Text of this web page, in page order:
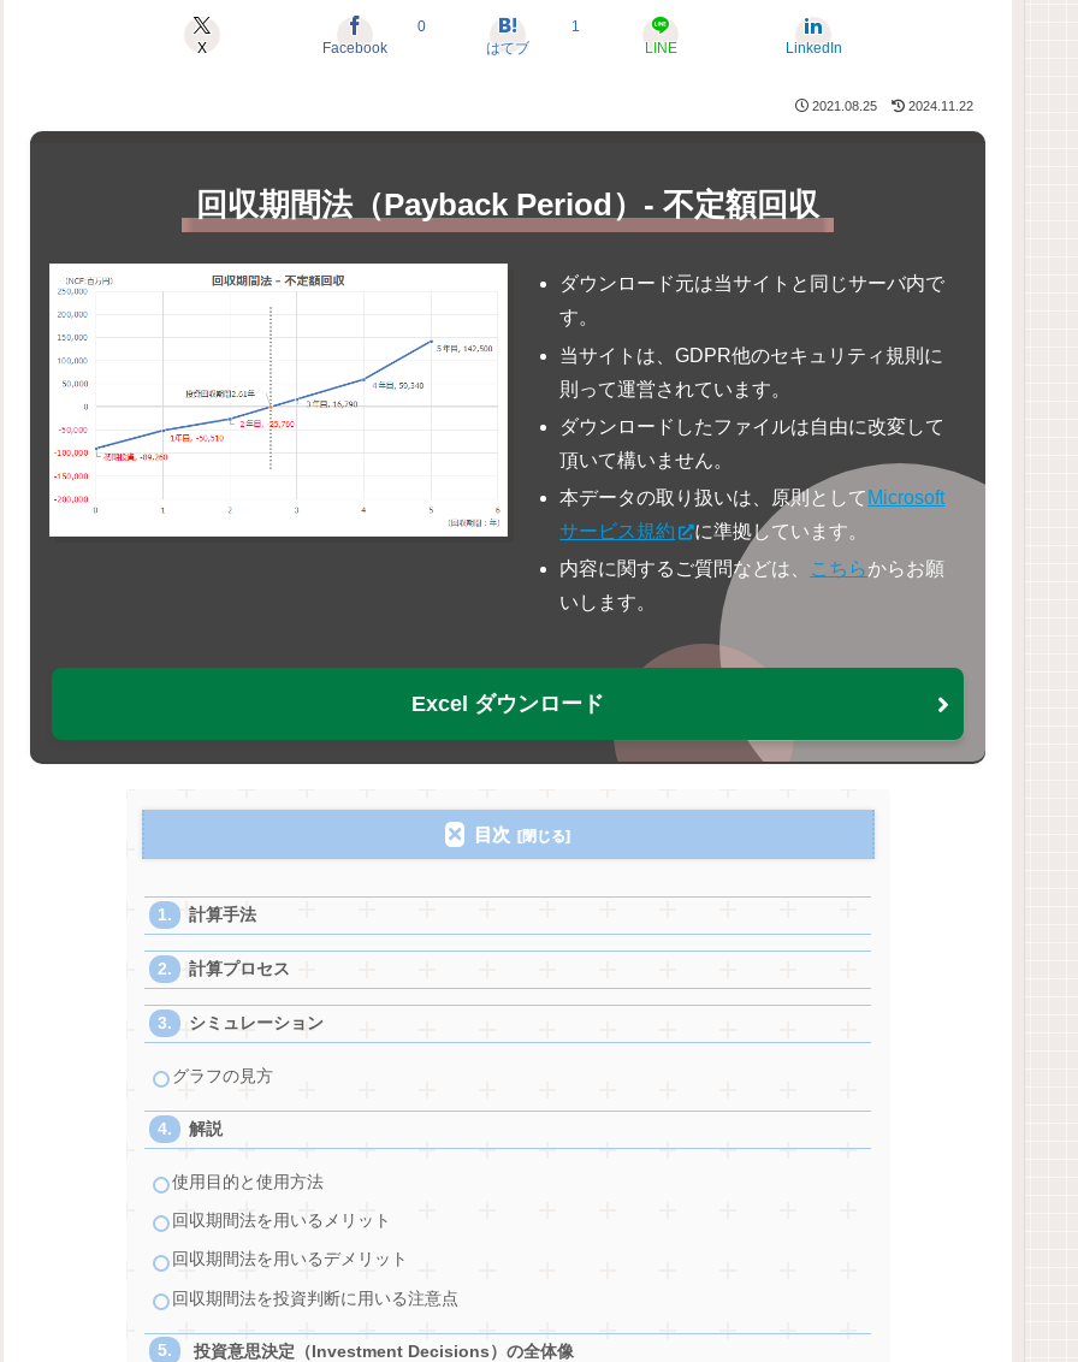
X Facebook
0
はてブ
1
LINE
LinkedIn
2021.08.25 2024.11.22
回収期間法（Payback Period）- 不定額回収
ダウンロード元は当サイトと同じサーバ内で
す。
当サイトは、GDPR他のセキュリティ規則に
則って運営されています。
ダウンロードしたファイルは自由に改変して
頂いて構いません。
本データの取り扱いは、原則として Microsoft
サービス規約
に準拠しています。
内容に関するご質問などは、
こちらからお願
いします。
Excel ダウンロード
目次
計算手法
計算プロセス
シミュレーション
グラフの見方
解説
使用目的と使用方法
回収期間法を用いるメリット
回収期間法を用いるデメリット
回収期間法を投資判断に用いる注意点
投資意思決定（Investment Decisions）の全体像